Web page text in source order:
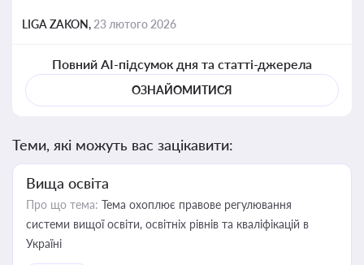
LIGA ZAKON, 23 лютого 2026
Повний AI-підсумок дня та статті-джерела
ОЗНАЙОМИТИСЯ
Теми, які можуть вас зацікавити:
Вища освіта
Про що тема: Тема охоплює правове регулювання
системи вищої освіти, освітніх рівнів та кваліфікацій в
Україні